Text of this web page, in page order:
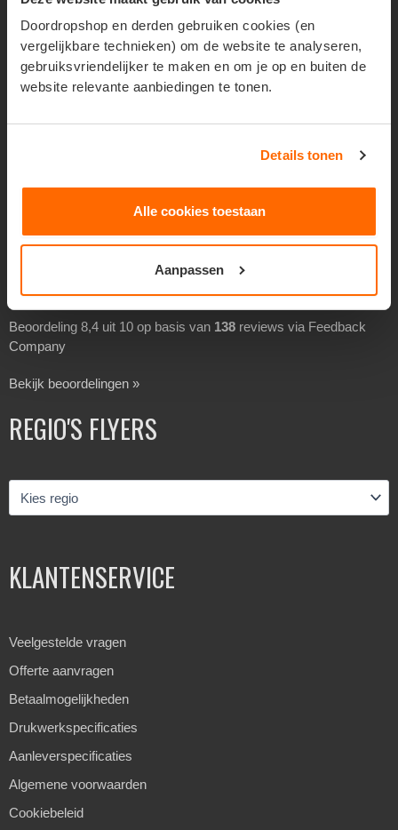
Doordropshop en derden gebruiken cookies (en
vergelijkbare technieken) om de website te analyseren,
gebruiksvriendelijker te maken en om je op en buiten de
website relevante aanbiedingen te tonen.
Details tonen
Alle cookies toestaan
Aanpassen
Geadresseerd verspreiden
Drukwerk verspreiden
Goedkoop folders verspreiden
Separaat verspreiden
Overheidsverspreiding
BEOORDELINGEN
Beoordeling 8,4 uit 10 op basis van 138 reviews via Feedback
Company
Bekijk beoordelingen »
REGIO'S FLYERS
KLANTENSERVICE
Veelgestelde vragen
Offerte aanvragen
Betaalmogelijkheden
Drukwerkspecificaties
Aanleverspecificaties
Algemene voorwaarden
Cookiebeleid